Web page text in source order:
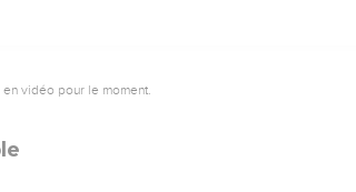
vidéo pour le moment.